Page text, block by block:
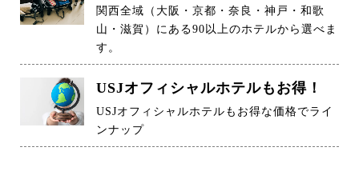
関西全域（大阪・京都・奈良・神戸・和歌
山・滋賀）にある90以上のホテルから選べま
す。
USJオフィシャルホテルもお得！
USJオフィシャルホテルもお得な価格でライ
ンナップ